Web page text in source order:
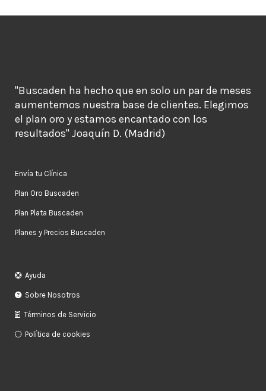
"Buscaden ha hecho que en solo un par de meses
aumentemos nuestra base de clientes. Elegimos
el plan oro y estamos encantado con los
resultados" Joaquín D. (Madrid)
Envía tu Clínica
Plan Oro Buscaden
Plan Plata Buscaden
Planes y Precios Buscaden
Ayuda
Sobre Nosotros
Términos de Servicio
Política de cookies